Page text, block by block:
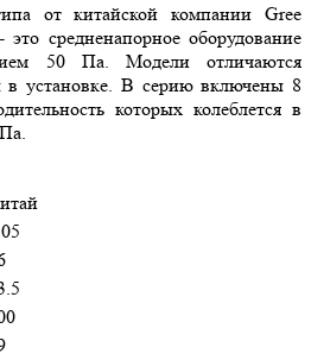
от китайской компании Gree
средненапорное оборудование
50 Па. Модели отличаются
в установке. В серию включены 8
которых колеблется в